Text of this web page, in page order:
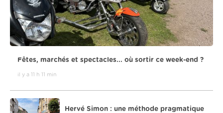
Fêtes, marchés et spectacles... où sortir ce week-end ?
il y a 11 h 11 min
Hervé Simon : une méthode pragmatique